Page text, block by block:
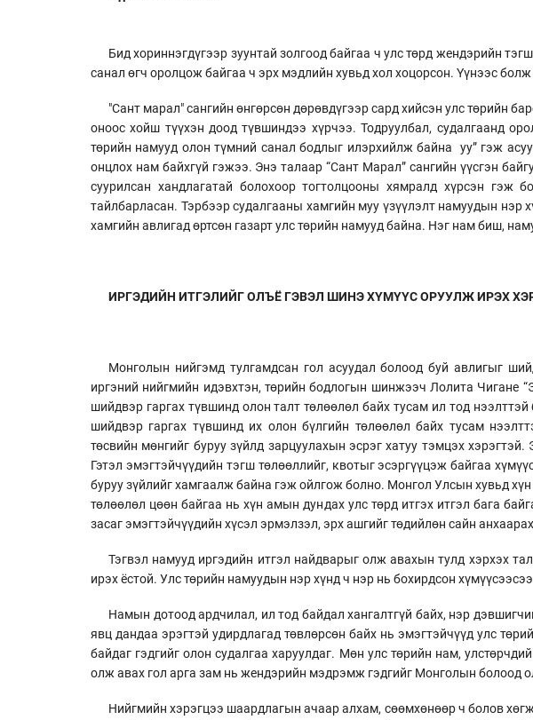
Бид хориннэгдүгээр зуунтай золгоод байгаа ч улс төрд жендэрийн
санал өгч оролцож байгаа ч эрх мэдлийн хувьд хол хоцорсон. Үүнээс
"Сант марал" сангийн өнгөрсөн дөрөвдүгээр сард хийсэн улс төрийн
оноос хойш түүхэн доод түвшиндээ хүрчээ. Тодруулбал, судалгаанд
төрийн намууд олон түмний санал бодлыг илэрхийлж байна уу” гэж
онцлох нам байхгүй гэжээ. Энэ талаар “Сант Марал” сангийн үүсгэн
суурилсан хандлагатай болохоор тогтолцооны хямралд хүрсэн гэж
тайлбарласан. Тэрбээр судалгааны хамгийн муу үзүүлэлт намуудын
хамгийн авлигад өртсөн газарт улс төрийн намууд байна. Нэг нам биш,
ИРГЭДИЙН ИТГЭЛИЙГ ОЛЪЁ ГЭВЭЛ ШИНЭ ХҮМҮҮС ОРУУЛЖ ИРЭХ
Монголын нийгэмд тулгамдсан гол асуудал болоод буй авлигыг
иргэний нийгмийн идэвхтэн, төрийн бодлогын шинжээч Лолита Чигане
шийдвэр гаргах түвшинд олон талт төлөөлөл байх тусам ил тод
шийдвэр гаргах түвшинд их олон бүлгийн төлөөлөл байх тусам
төсвийн мөнгийг буруу зүйлд зарцуулахын эсрэг хатуу тэмцэх
Гэтэл эмэгтэйчүүдийн тэгш төлөөллийг, квотыг эсэргүүцэж байгаа
буруу зүйлийг хамгаалж байна гэж ойлгож болно. Монгол Улсын хувьд
төлөөлөл цөөн байгаа нь хүн амын дундах улс төрд итгэх итгэл бага
засаг эмэгтэйчүүдийн хүсэл эрмэлзэл, эрх ашгийг төдийлөн сайн
Тэгвэл намууд иргэдийн итгэл найдварыг олж авахын тулд хэрхэх
ирэх ёстой. Улс төрийн намуудын нэр хүнд ч нэр нь бохирдсон
Намын дотоод ардчилал, ил тод байдал хангалтгүй байх, нэр
явц дандаа эрэгтэй удирдлагад төвлөрсөн байх нь эмэгтэйчүүд улс
байдаг гэдгийг олон судалгаа харуулдаг. Мөн улс төрийн нам,
олж авах гол арга зам нь жендэрийн мэдрэмж гэдгийг Монголын болоод
Нийгмийн хэрэгцээ шаардлагын ачаар алхам, сөөмхөнөөр ч болов